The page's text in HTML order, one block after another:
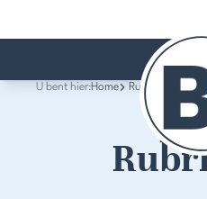
U bent hier:Home Rubrieken